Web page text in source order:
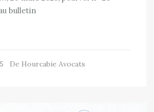
bulletin
De Hourcabie Avocats